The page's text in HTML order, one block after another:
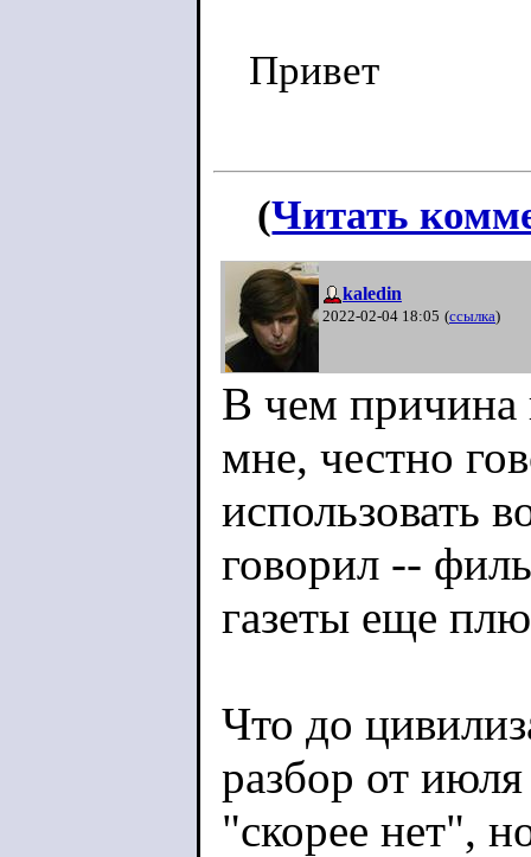
Привет
(Читать
kaledin
2022-02-04 18:05 (ссылка)
В чем причина
мне, честно
использовать
говорил --
газеты еще
Что до
разбор от
"скорее нет",